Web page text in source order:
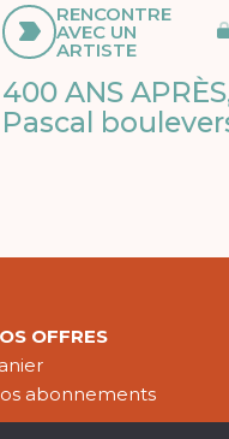
RENCONTRE
AVEC UN
ARTISTE
400 ANS
Pascal
OFFRES
abonnements